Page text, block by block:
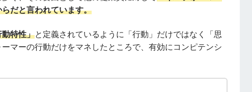
だと言われています。
動特性」と定義されているように「行動」だけではなく「思
マーの行動だけをマネしたところで、有効にコンピテンシ